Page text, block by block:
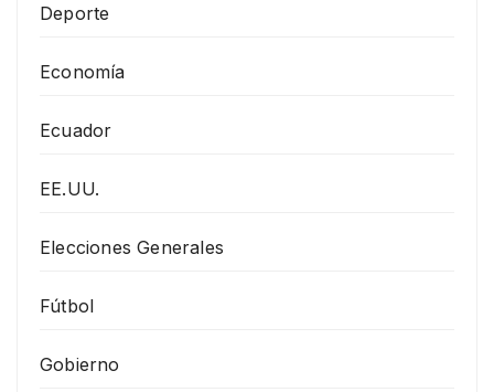
Deporte
Economía
Ecuador
EE.UU.
Elecciones Generales
Fútbol
Gobierno